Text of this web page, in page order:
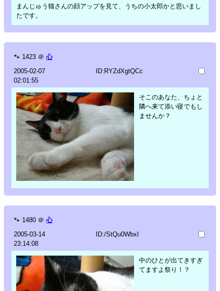
まんじゅう猫さんの顔アップを見て、うちの小太郎かと思いまし
たです。
🐾 1423 ＠ 心
2005-02-07
02:01:55
ID:RYZdXgtQCc
そこのあなた、ちょと
隣へ来て添い寝でもし
ませんか？
🐾 1480 ＠ 心
2005-03-14
23:14:08
ID:/StQu0WbxI
中のひとが出てきすぎ
てますよ祭り！？